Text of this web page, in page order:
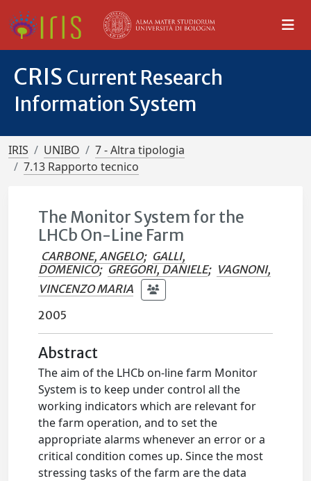
CRIS Current Research
Information System
IRIS UNIBO
7 - Altra tipologia
7.13 Rapporto tecnico
The Monitor System for the
LHCb On-Line Farm
CARBONE, ANGELO; GALLI,
DOMENICO; GREGORI, DANIELE; VAGNONI,
VINCENZO MARIA
2005
Abstract
The aim of the LHCb on-line farm Monitor
System is to keep under control all the
working indicators which are relevant for
the farm operation, and to set the
appropriate alarms whenever an error or a
critical condition comes up. Since the most
stressing tasks of the farm are the data